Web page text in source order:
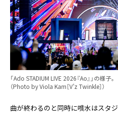
「Ado STADIUM LIVE 2026『Ao』」の様子。
（Photo by Viola Kam［V’z Twinkle］）
曲が終わるのと同時に噴水はスタ